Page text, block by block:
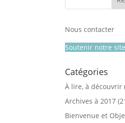
Nous contacter
Soutenir notre site
Catégories
À lire, à découvrir
Archives à 2017
Bienvenue et